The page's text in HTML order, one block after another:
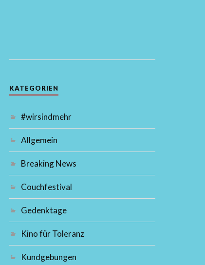
KATEGORIEN
#wirsindmehr
Allgemein
Breaking News
Couchfestival
Gedenktage
Kino für Toleranz
Kundgebungen